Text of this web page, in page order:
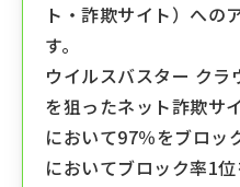
ト・詐欺サイト）への
す。
ウイルスバスター ク
を狙ったネット詐欺サ
において97％をブロッ
においてブロック率1位